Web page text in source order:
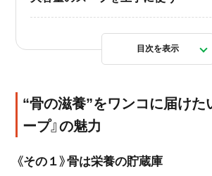
目次を表示
“骨の滋養”をワンコに届けた
ープ』の魅力
《その１》骨は栄養の貯蔵庫